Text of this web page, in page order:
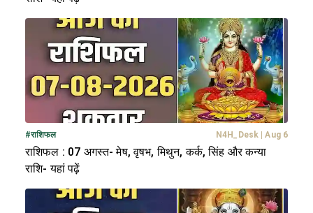
#राशिफल N4H_Desk | Aug 6
राशिफल : 07 अगस्त- मेष, वृषभ, मिथुन, कर्क, सिंह और कन्या
राशि- यहां पढ़ें